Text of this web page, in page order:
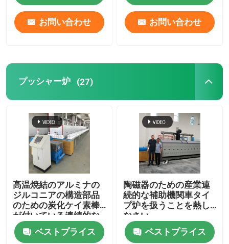
大気の箱形炉
リフト炉
トロリー炉
ロータリーキルン炉
水素の減少炉
真空の炉
お問い合わせ お問い合わせ
プッシャー炉 (27)
高温焼結のアルミナの
ジルコニアの構造部品
のための炭化ケイ素棒
が付いている連続的な
補助機関車炉
ベストプライス
陶磁器のための産業連
続的な補助機関車タイ
プ炉を扱うことを熱し
なさい
ベストプライス